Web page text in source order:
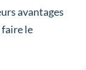
avantages
le